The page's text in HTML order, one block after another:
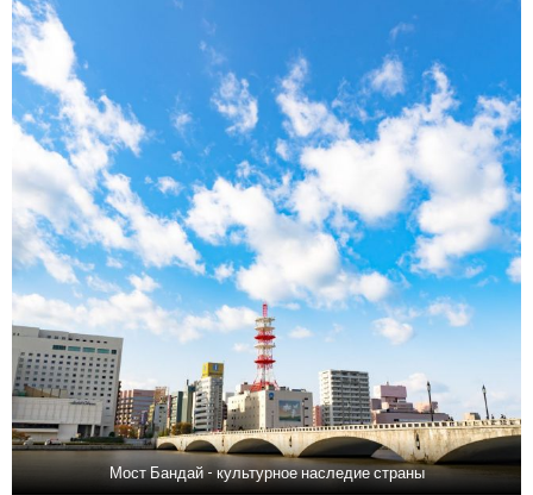
Мост Бандай - культурное наследие страны